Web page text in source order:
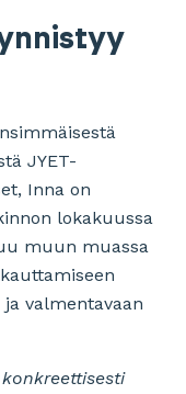
JYET-
Inna on
lokakuussa
muun muassa
valmentavaan